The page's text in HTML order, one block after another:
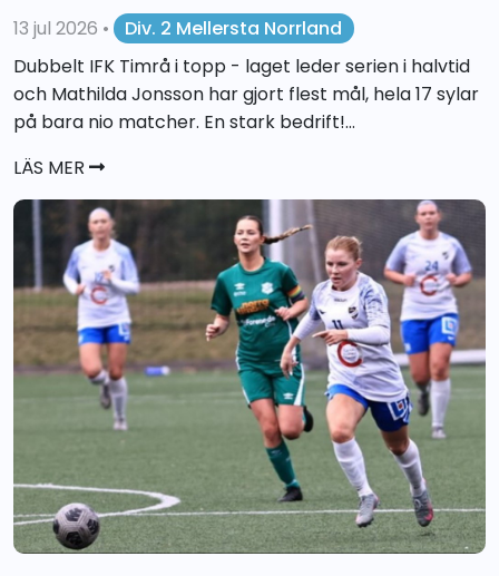
13 jul 2026 •
Div. 2 Mellersta Norrland
Dubbelt IFK Timrå i topp - laget leder serien i halvtid
och Mathilda Jonsson har gjort flest mål, hela 17 sylar
på bara nio matcher. En stark bedrift!...
LÄS MER